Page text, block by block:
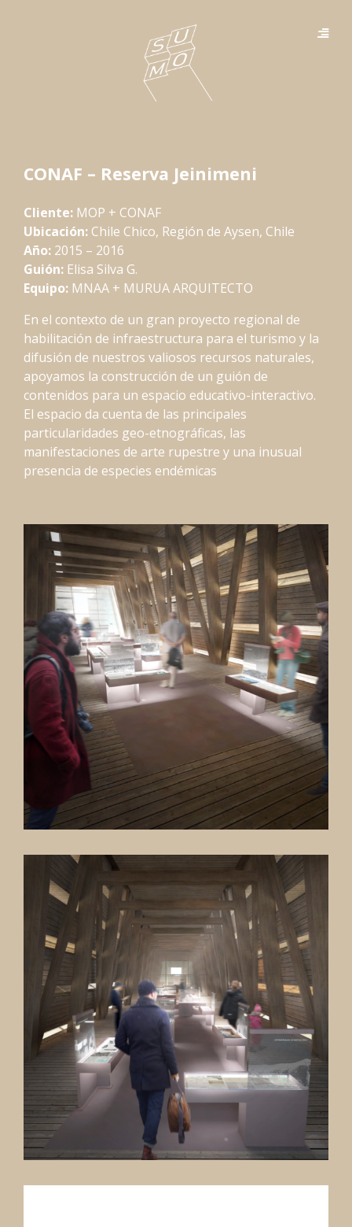
CONAF – Reserva Jeinimeni
Cliente: MOP + CONAF
Ubicación: Chile Chico, Región de Aysen, Chile
Año: 2015 – 2016
Guión: Elisa Silva G.
Equipo: MNAA + MURUA ARQUITECTO
En el contexto de un gran proyecto regional de
habilitación de infraestructura para el turismo y la
difusión de nuestros valiosos recursos naturales,
apoyamos la construcción de un guión de
contenidos para un espacio educativo-interactivo.
El espacio da cuenta de las principales
particularidades geo-etnográficas, las
manifestaciones de arte rupestre y una inusual
presencia de especies endémicas